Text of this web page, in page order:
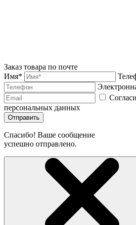
Заказ товара по почте
Имя*
персональных данных
Отправить
Спасибо! Ваше сообщение
успешно отправлено.